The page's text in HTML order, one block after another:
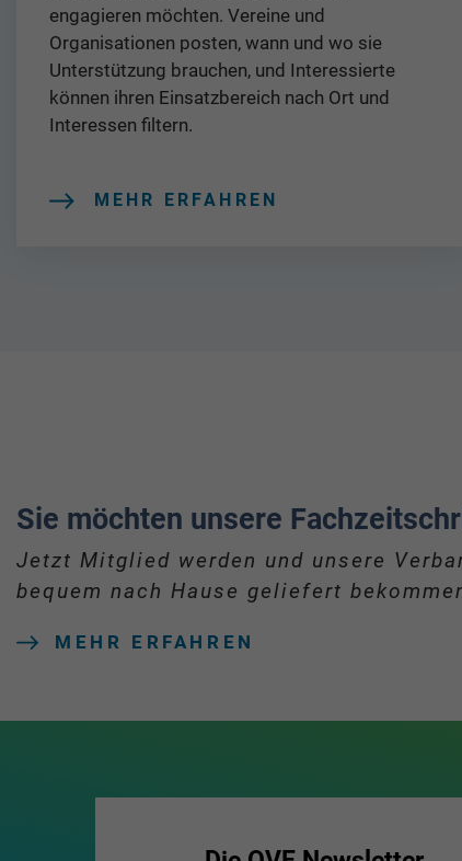
engagieren möchten. Vereine und
Organisationen posten, wann und wo sie
Unterstützung brauchen, und Interessierte
können ihren Einsatzbereich nach Ort und
Interessen filtern.
MEHR ERFAHREN
Sie möchten unsere
Jetzt Mitglied werden und unsere
bequem nach Hause geliefert
MEHR ERFAHREN